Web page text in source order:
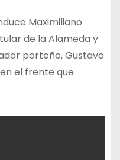
Maximiliano
de la Alameda y
porteño, Gustavo
el frente que